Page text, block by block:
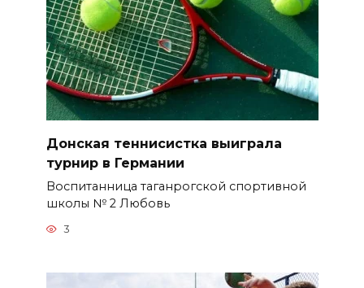
Донская теннисистка выиграла
турнир в Германии
Воспитанница таганрогской спортивной
школы № 2 Любовь
3